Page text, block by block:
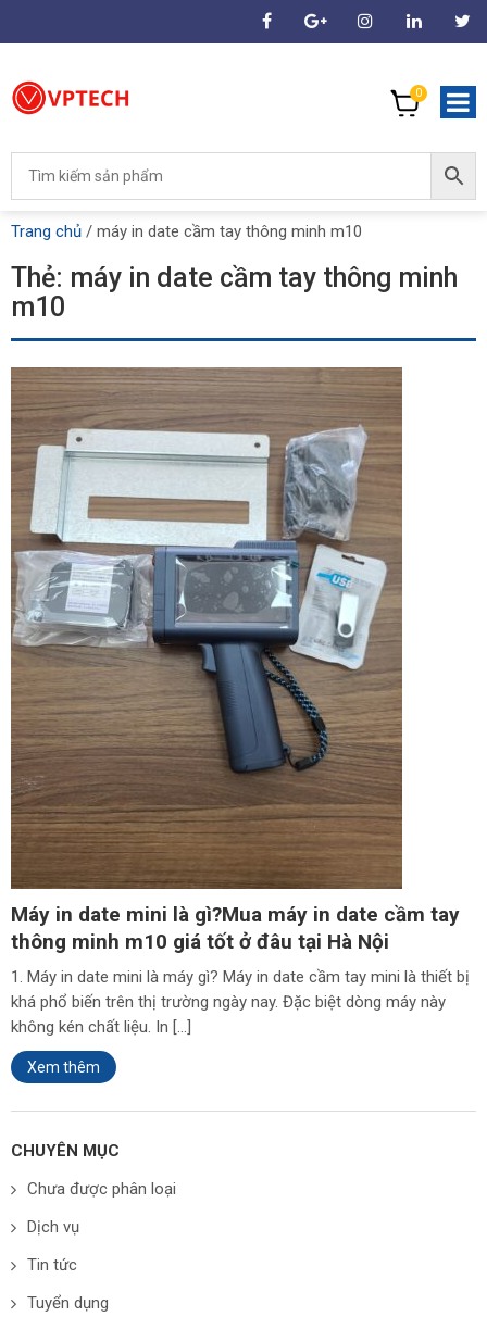
0
Trang chủ / máy in date cầm tay thông minh m10
Thẻ: máy in date cầm tay thông minh
m10
Máy in date mini là gì?Mua máy in date cầm tay
thông minh m10 giá tốt ở đâu tại Hà Nội
1. Máy in date mini là máy gì? Máy in date cầm tay mini là thiết bị
khá phổ biến trên thị trường ngày nay. Đặc biệt dòng máy này
không kén chất liệu. In […]
Xem thêm
CHUYÊN MỤC
Chưa được phân loại
Dịch vụ
Tin tức
Tuyển dụng